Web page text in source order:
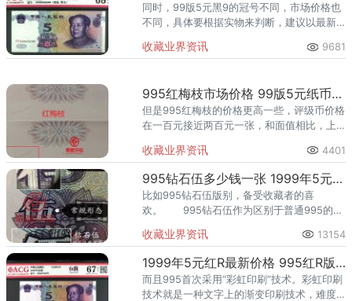
同时，99版5元黑9的冠号不同，市场价格也
不同，具体要根据实物来判断，建议以最新
友的最佳礼物。
收藏业界资讯 9681
995红梅枝市场价格 99版5元纸币价格
但是995红梅枝的价格更高一些，评级币价格
在一百元接近两百元一张，和面值相比，上
更显出995之“病”态美！让我们去看“病美
收藏业界资讯 4401
995钻石伍多少钱一张 1999年5元纸币钻石伍版别
比如995钻石伍版别，备受收藏者的喜
欢。 995钻石伍作为区别于普通995的独
过程中的品相磨损、配套消耗也直接影响了
存世量。
收藏业界资讯 13154
1999年5元红R最新价格 995红R版别图片
而且995首次采用“彩虹印刷”技术。彩虹印刷
技术就是一种文字上的渐变印刷技术，难度